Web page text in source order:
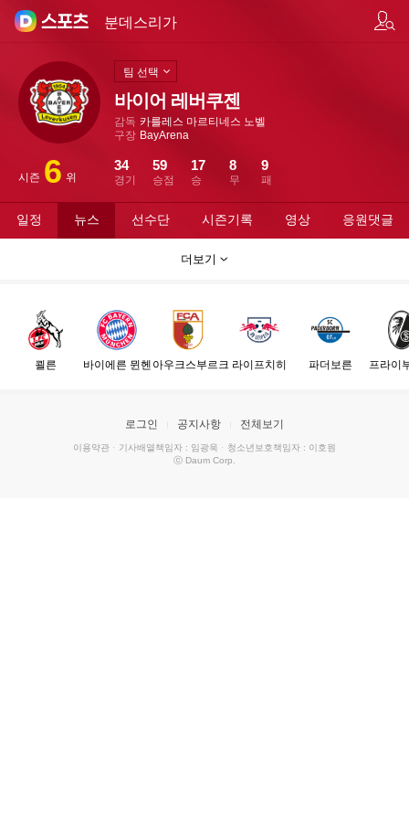
분데스리가
바이어 레버쿠젠
감독 카를레스 마르티네스 노벨
구장 BayArena
시즌 6 위 경기
34
승점
59
승
17
무
8
패
9
팀 선택
일정 뉴스 선수단 시즌기록 영상 응원댓글
더보기
쾰른 바이에른 뮌헨 아우크스부르크 라이프치히 파더보른 프라이
로그인 공지사항 전체보기
이용약관 · 기사배열책임자 : 임광욱 · 청소년보호책임자 : 이호원
ⓒ Daum Corp.